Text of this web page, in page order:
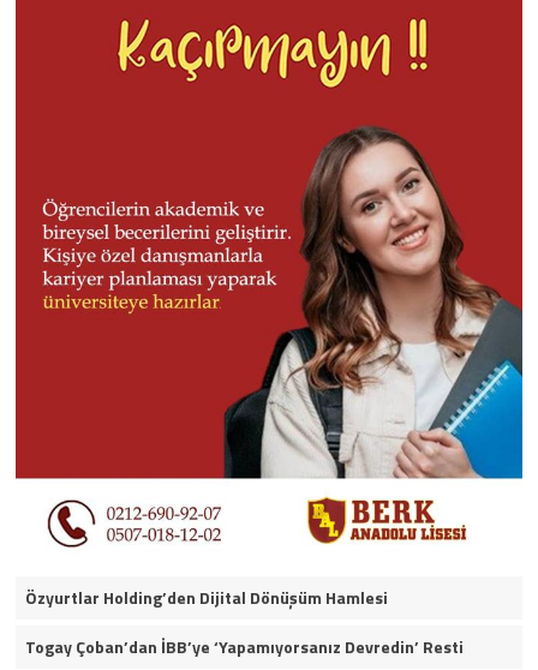
Özyurtlar Holding’den Dijital Dönüşüm Hamlesi
Togay Çoban’dan İBB’ye ‘Yapamıyorsanız Devredin’ Resti